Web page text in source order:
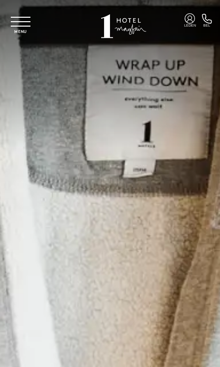
Overslaan naar hoofdinhoud
MENU
LEDEN BEL